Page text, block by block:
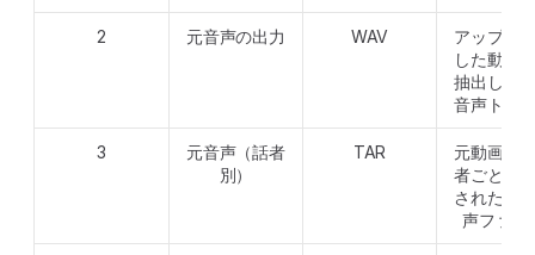
2 元音声の出力 WAV
アップロ
した動画
抽出した
音声トラ
3
元音声（話者
別）
TAR
元動画の
者ごとに
された個
声ファイ